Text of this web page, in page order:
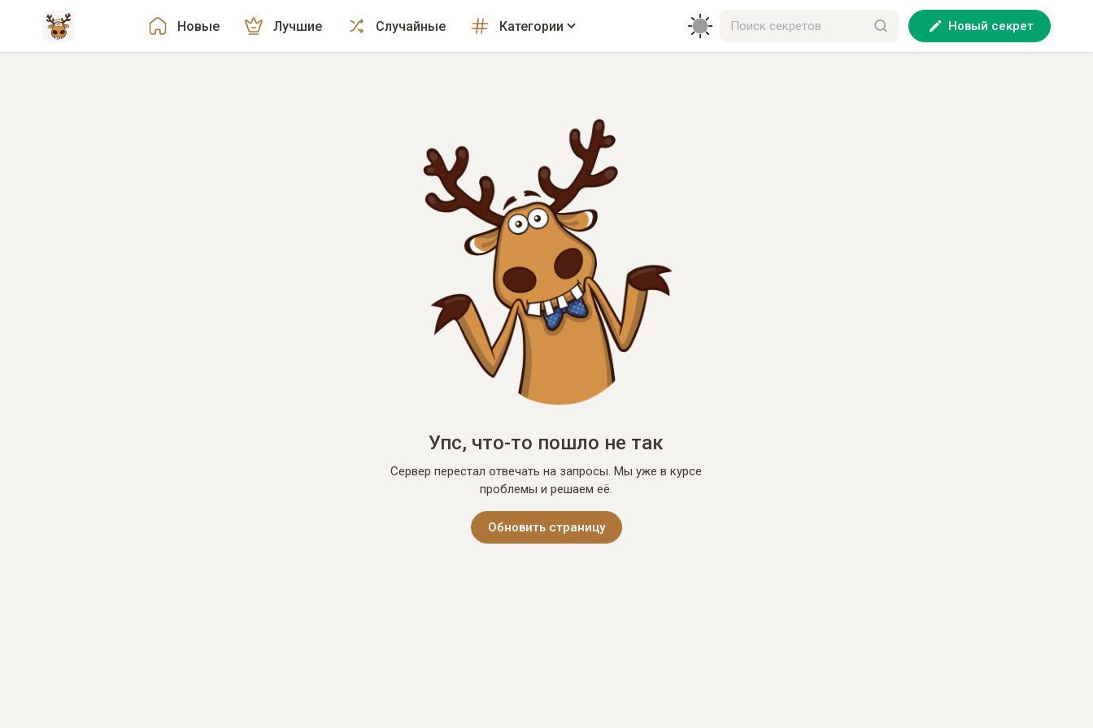
Новые Лучшие Случайные Категории Новый секрет
Упс, что-то пошло не так
Сервер перестал отвечать на запросы. Мы уже в курсе
проблемы и решаем её.
Обновить страницу